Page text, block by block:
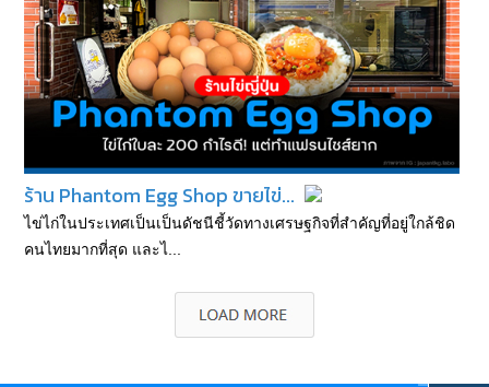
ร้าน Phantom Egg Shop ขายไข่...
ไข่ไก่ในประเทศเป็นเป็นดัชนีชี้วัดทางเศรษฐกิจที่สำคัญที่อยู่ใกล้ชิด
คนไทยมากที่สุด และไ...